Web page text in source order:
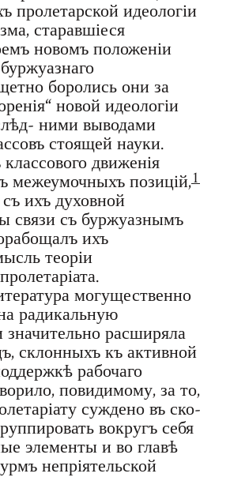
пролетарской идеологіи
старавшіеся
новомъ положеніи
боролись они за
новой идеологіи
ними выводами
стоящей науки.
движенія
межеумочныхъ позицій,1
ихъ духовной
связи съ буржуазнымъ
ихъ
теоріи
могущественно
радикальную
расширяла
склонныхъ къ активной
рабочаго
повидимому, за то,
суждено въ ско-
вокругъ себя
элементы и во главѣ
непріятельской